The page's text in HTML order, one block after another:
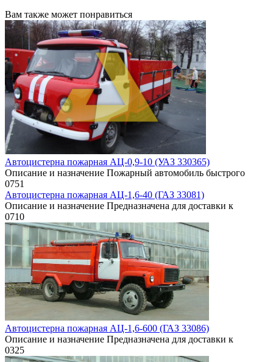
Вам также может понравиться
Автоцистерна пожарная АЦ-0,9-10 (УАЗ 330365)
Описание и назначение Пожарный автомобиль быстрого
0751
Автоцистерна пожарная АЦ-1,6-40 (ГАЗ 33081)
Описание и назначение Предназначена для доставки к
0710
Автоцистерна пожарная АЦ-1,6-600 (ГАЗ 33086)
Описание и назначение Предназначена для доставки к
0325